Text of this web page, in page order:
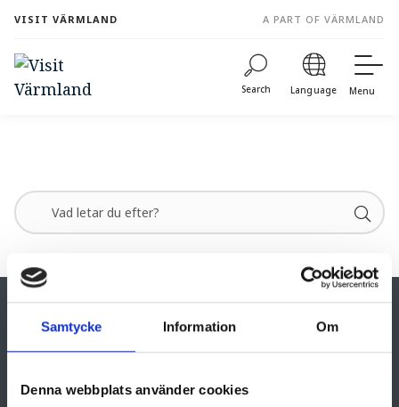
Samtycke Information Om
Denna webbplats använder cookies
content
VISIT VÄRMLAND A PART OF VÄRMLAND
Search Language Menu
A travel guide that helps you find the best in Värmland.